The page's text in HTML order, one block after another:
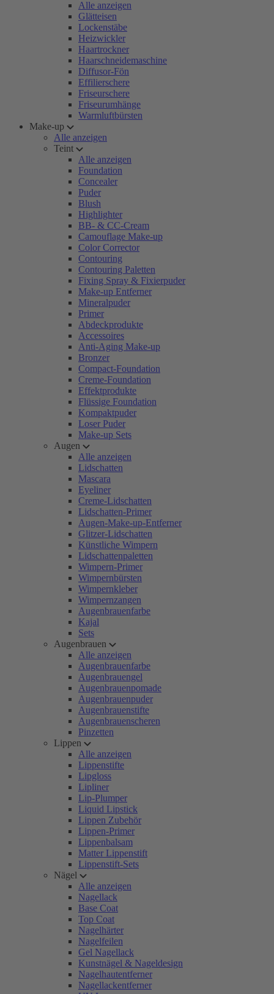
Alle anzeigen
Glätteisen
Lockenstäbe
Heizwickler
Haartrockner
Haarschneidemaschine
Diffusor-Fön
Effilierschere
Friseurschere
Friseurumhänge
Warmluftbürsten
Make-up
Alle anzeigen
Teint
Alle anzeigen
Foundation
Concealer
Puder
Blush
Highlighter
BB- & CC-Cream
Camouflage Make-up
Color Corrector
Contouring
Contouring Paletten
Fixing Spray & Fixierpuder
Make-up Entferner
Mineralpuder
Primer
Abdeckprodukte
Accessoires
Anti-Aging Make-up
Bronzer
Compact-Foundation
Creme-Foundation
Effektprodukte
Flüssige Foundation
Kompaktpuder
Loser Puder
Make-up Sets
Augen
Alle anzeigen
Lidschatten
Mascara
Eyeliner
Creme-Lidschatten
Lidschatten-Primer
Augen-Make-up-Entferner
Glitzer-Lidschatten
Künstliche Wimpern
Lidschattenpaletten
Wimpern-Primer
Wimpernbürsten
Wimpernkleber
Wimpernzangen
Augenbrauenfarbe
Kajal
Sets
Augenbrauen
Alle anzeigen
Augenbrauenfarbe
Augenbrauengel
Augenbrauenpomade
Augenbrauenpuder
Augenbrauenstifte
Augenbrauenscheren
Pinzetten
Lippen
Alle anzeigen
Lippenstifte
Lipgloss
Lipliner
Lip-Plumper
Liquid Lipstick
Lippen Zubehör
Lippen-Primer
Lippenbalsam
Matter Lippenstift
Lippenstift-Sets
Nägel
Alle anzeigen
Nagellack
Base Coat
Top Coat
Nagelhärter
Nagelfeilen
Gel Nagellack
Kunstnägel & Nageldesign
Nagelhautentferner
Nagellackentferner